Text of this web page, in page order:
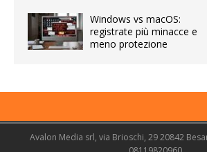
Windows vs macOS:
registrate più minacce e
meno protezione
Avalon Media srl, via Brioschi, 29 20842